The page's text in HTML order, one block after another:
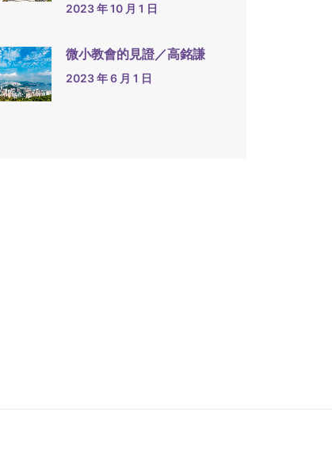
2023 年 10 月 1 日
微小教會的見證／高銘謙
2023 年 6 月 1 日